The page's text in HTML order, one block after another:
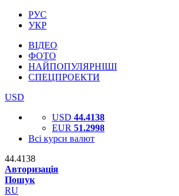
РУС
УКР
ВІДЕО
ФОТО
НАЙПОПУЛЯРНІШІ
СПЕЦПРОЕКТИ
USD
USD 44.4138
EUR 51.2998
Всі курси валют
44.4138
Авторизація
Пошук
RU